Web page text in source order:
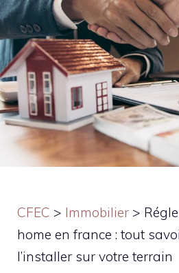
CFEC > Immobilier >
home en france : tout
l’installer sur votre terrain